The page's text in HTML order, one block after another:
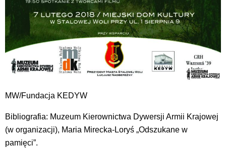
MW/Fundacja KEDYW
Bibliografia: Muzeum Kierownictwa Dywersji Armii Krajowej
(w organizacji), Maria Mirecka-Loryś „Odszukane w
pamięci”.